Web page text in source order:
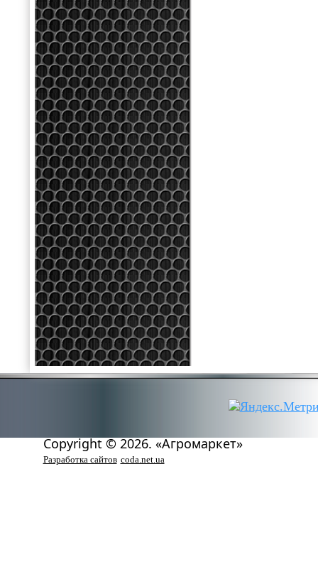
Copyright © 2026. «Агромаркет»
Разработка сайтов coda.net.ua